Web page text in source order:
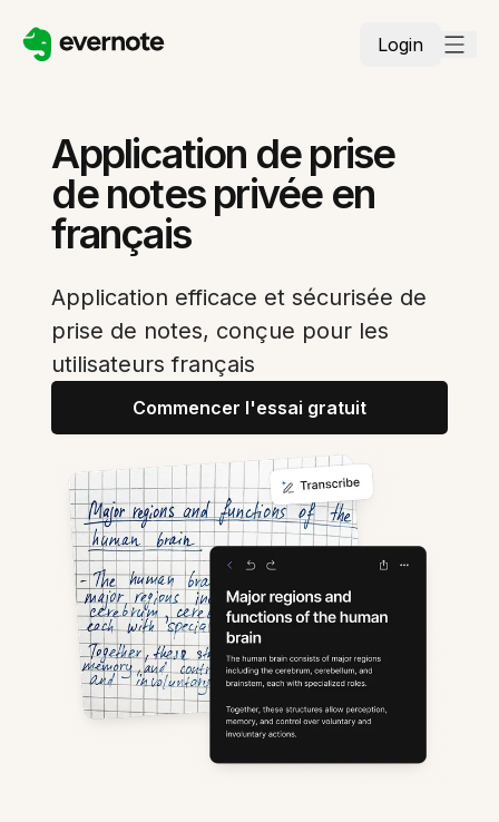
Login
Application de prise
de notes privée en
français
Application efficace et sécurisée de
prise de notes, conçue pour les
utilisateurs français
Commencer l'essai gratuit